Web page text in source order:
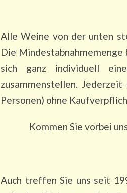
Alle Weine von der unten
Die Mindestabnahmemenge
sich ganz individuell
zusammenstellen.
Personen) ohne
Kommen Sie vorbei
Auch treffen Sie uns seit